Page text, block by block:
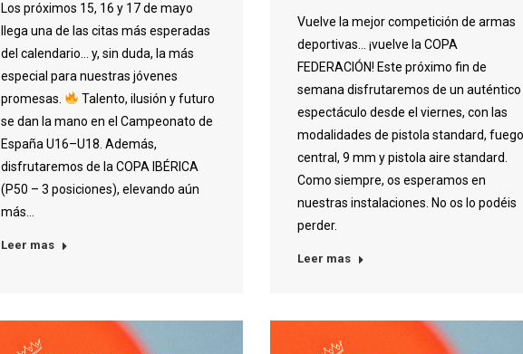
Los próximos 15, 16 y 17 de mayo
llega una de las citas más esperadas
del calendario… y, sin duda, la más
especial para nuestras jóvenes
promesas.
Talento, ilusión y futuro
se dan la mano en el Campeonato de
España U16–U18. Además,
disfrutaremos de la COPA IBÉRICA
(P50 – 3 posiciones), elevando aún
más…
Leer mas
Vuelve la mejor competición de armas
deportivas… ¡vuelve la COPA
FEDERACIÓN! Este próximo fin de
semana disfrutaremos de un auténtico
espectáculo desde el viernes, con las
modalidades de pistola standard, fuego
central, 9 mm y pistola aire standard.
Como siempre, os esperamos en
nuestras instalaciones. No os lo podéis
perder.
Leer mas